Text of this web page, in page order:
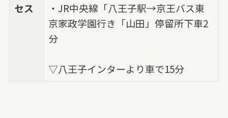
セス
・JR中央線「八王子駅→京王バス東
京家政学園行き「山田」停留所下車2
分
▽八王子インターより車で15分